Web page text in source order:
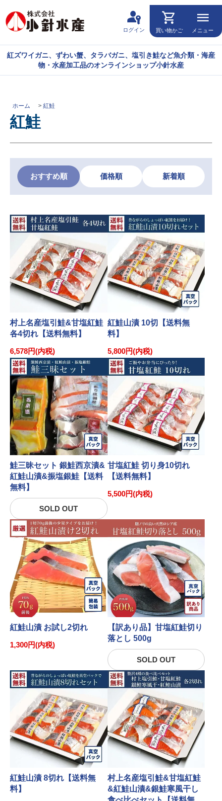
passkey
ログイン
shopping_cart
買い物かご
menu
メニュー
紅ズワイガニ、ずわい蟹、タラバガニ、塩引き鮭など魚介類・海産
物・水産加工品のオンラインショップ小針水産
ホーム > 紅鮭
紅鮭
おすすめ順 価格順 新着順
村上名産塩引鮭&甘塩紅鮭
各4切れ【送料無料】
6,578円(内税)
紅鮭山漬 10切【送料無
料】
5,800円(内税)
鮭三昧セット 銀鮭西京漬&
紅鮭山漬&振塩銀鮭【送料
無料】
SOLD OUT
甘塩紅鮭 切り身10切れ
【送料無料】
5,500円(内税)
紅鮭山漬 お試し2切れ
1,300円(内税)
【訳あり品】甘塩紅鮭切り
落とし 500g
SOLD OUT
紅鮭山漬 8切れ【送料無
料】
村上名産塩引鮭&甘塩紅鮭
&紅鮭山漬&銀鮭寒風干し